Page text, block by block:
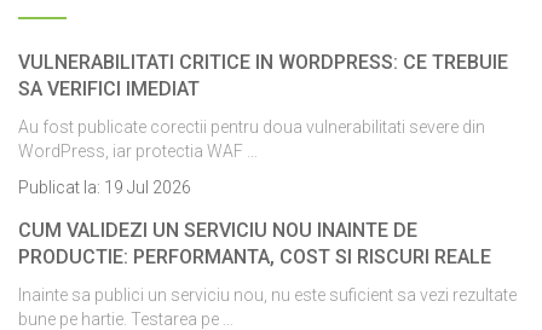
VULNERABILITATI CRITICE IN WORDPRESS: CE TREBUIE
SA VERIFICI IMEDIAT
Au fost publicate corectii pentru doua vulnerabilitati severe din
WordPress, iar protectia WAF …
Publicat la: 19 Jul 2026
CUM VALIDEZI UN SERVICIU NOU INAINTE DE
PRODUCTIE: PERFORMANTA, COST SI RISCURI REALE
Inainte sa publici un serviciu nou, nu este suficient sa vezi rezultate
bune pe hartie. Testarea pe …